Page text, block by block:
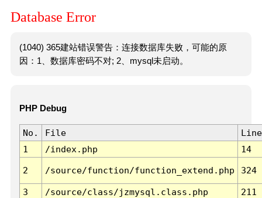
Database Error
(1040) 365建站错误警告：连接数据库失败，可能的原
因：1、数据库密码不对; 2、mysql未启动。
PHP Debug
No. File
Line
1
/index.php 14
2 /source/function/function_extend.php 324
3 /source/class/jzmysql.class.php
211